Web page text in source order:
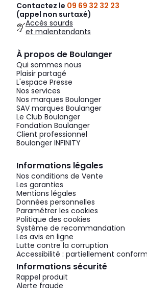
Contactez le 09 69 32 32 23
(appel non surtaxé)
Accès sourds
et malentendants
À propos de Boulanger
Qui sommes nous
Plaisir partagé
L'espace Presse
Nos services
Nos marques Boulanger
SAV marques Boulanger
Le Club Boulanger
Fondation Boulanger
Client professionnel
Boulanger INFINITY
Informations légales
Nos conditions de Vente
Les garanties
Mentions légales
Données personnelles
Paramétrer les cookies
Politique des cookies
Système de recommandation
Les avis en ligne
Lutte contre la corruption
Accessibilité : partiellement
Informations sécurité
Rappel produit
Alerte fraude